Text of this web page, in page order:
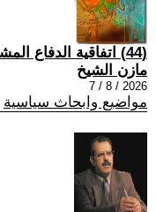
(44) اتفاقية الدفاع المشترك... رسالة ردع إلى إيران
مازن الشيخ
2026 / 8 / 7
مواضيع وابحاث سياسية